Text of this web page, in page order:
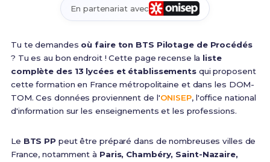
En partenariat avec
Tu te demandes où faire ton BTS Pilotage de Procédés
? Tu es au bon endroit ! Cette page recense la liste
complète des 13 lycées et établissementsqui proposent
cette formation en France métropolitaine et dans les DOM-
TOM. Ces données proviennent de l'ONISEP, l'office national
d'information sur les enseignements et les professions.
Le BTS PP peut être préparé dans de nombreuses villes de
France, notamment à Paris, Chambéry, Saint-Nazaire,